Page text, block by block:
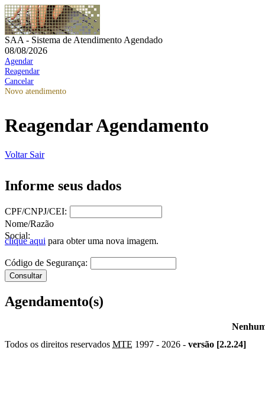
SAA - Sistema de Atendimento Agendado
08/08/2026
Agendar
Reagendar
Cancelar
Novo atendimento
Reagendar Agendamento
Voltar Sair
Informe seus dados
CPF/CNPJ/CEI:
Nome/Razão
Social:
clique aqui para obter uma nova imagem.
Código de Segurança:
Agendamento(s)
Todos os direitos reservados MTE 1997 - 2026 - versão [2.2.24]